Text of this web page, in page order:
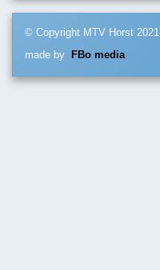
© Copyright MTV Horst 2021
made by
FBo media